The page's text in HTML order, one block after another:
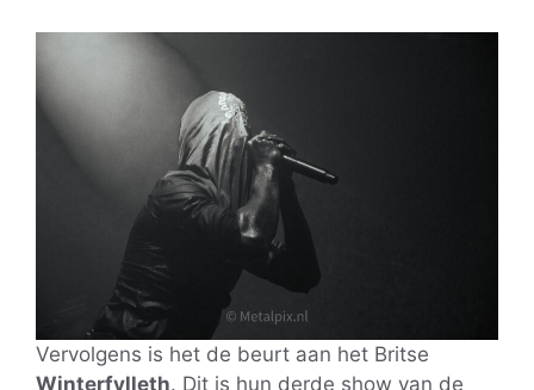
Vervolgens is het de beurt aan het Britse
Winterfylleth. Dit is hun derde show van de